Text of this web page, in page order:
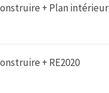
+ Plan intérieur
+ RE2020